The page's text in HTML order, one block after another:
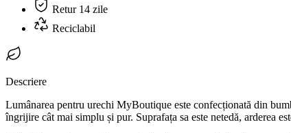
Retur 14 zile
Reciclabil
Descriere
Lumânarea pentru urechi MyBoutique este confecționată din
îngrijire cât mai simplu și pur. Suprafața sa este netedă, arderea